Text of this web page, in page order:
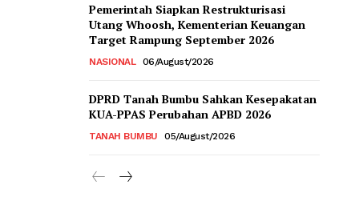
Pemerintah Siapkan Restrukturisasi
Utang Whoosh, Kementerian Keuangan
Target Rampung September 2026
NASIONAL 06/August/2026
DPRD Tanah Bumbu Sahkan Kesepakatan
KUA-PPAS Perubahan APBD 2026
TANAH BUMBU 05/August/2026